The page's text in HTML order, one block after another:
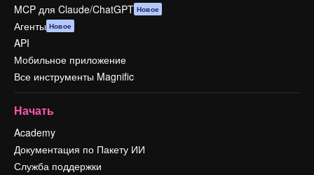
MCP для Claude/ChatGPT Новое
Агенты Новое
API
Мобильное приложение
Все инструменты Magnific
Начать
Academy
Документация по Пакету ИИ
Служба поддержки